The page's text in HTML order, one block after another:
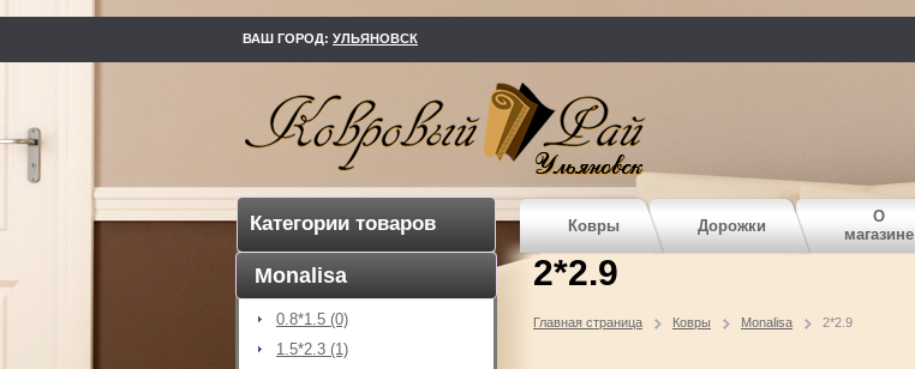
ВАШ ГОРОД: УЛЬЯНОВСК
Категории товаров Ковры Дорожки
О
магазине
Monalisa
0.8*1.5 (0)
1.5*2.3 (1)
2*2.9
Главная страница Ковры Monalisa 2*2.9